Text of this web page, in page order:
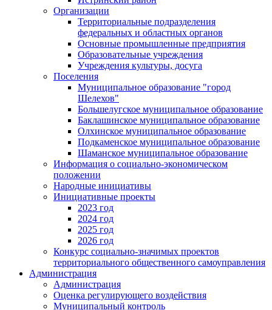
Организации
Территориальные подразделения
федеральных и областных органов
Основные промышленные предприятия
Образовательные учреждения
Учреждения культуры, досуга
Поселения
Муниципальное образование "город
Шелехов"
Большелугское муниципальное образование
Баклашинское муниципальное образование
Олхинское муниципальное образование
Подкаменское муниципальное образование
Шаманское муниципальное образование
Информация о социально-экономическом
положении
Народные инициативы
Инициативные проекты
2023 год
2024 год
2025 год
2026 год
Конкурс социально-значимых проектов
территориального общественного самоуправления
Администрация
Администрация
Оценка регулирующего воздействия
Муниципальный контроль